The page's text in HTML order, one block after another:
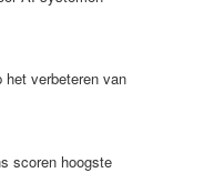
het verbeteren van
scoren hoogste